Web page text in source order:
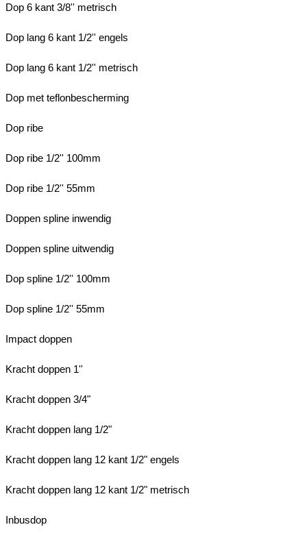
Dop 6 kant 3/8'' metrisch
Dop lang 6 kant 1/2'' engels
Dop lang 6 kant 1/2'' metrisch
Dop met teflonbescherming
Dop ribe
Dop ribe 1/2'' 100mm
Dop ribe 1/2'' 55mm
Doppen spline inwendig
Doppen spline uitwendig
Dop spline 1/2'' 100mm
Dop spline 1/2'' 55mm
Impact doppen
Kracht doppen 1''
Kracht doppen 3/4"
Kracht doppen lang 1/2"
Kracht doppen lang 12 kant 1/2" engels
Kracht doppen lang 12 kant 1/2" metrisch
Inbusdop